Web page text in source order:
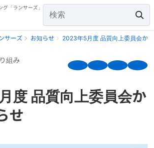
「ランサーズ」
サーズ お知らせ 2023年5月度 品質向上委員会か
組み
度 品質向上委員会か
せ